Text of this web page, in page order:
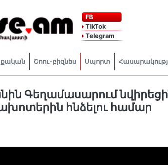
FB
TikTok
Telegram
Շոու-բիզնես Սպորտ
Գեղամասարում
հնձելու համար